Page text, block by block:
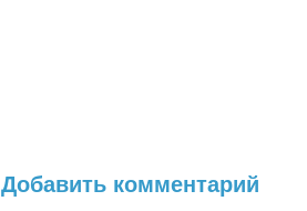
Добавить комментарий